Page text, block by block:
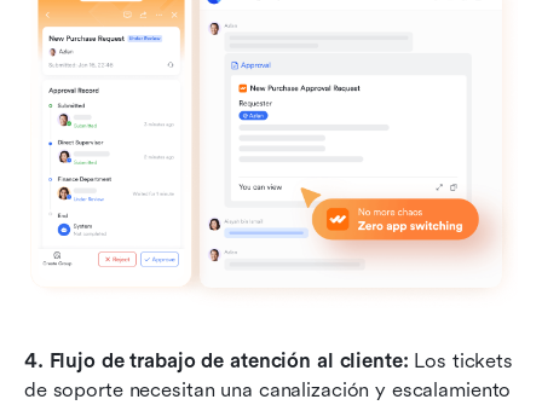
4. Flujo de trabajo de atención al cliente: Los tickets
de soporte necesitan una canalización y escalamiento